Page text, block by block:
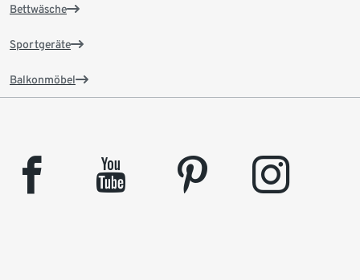
Bettwäsche
Sportgeräte
Balkonmöbel
facebook youtube pinterest instagram